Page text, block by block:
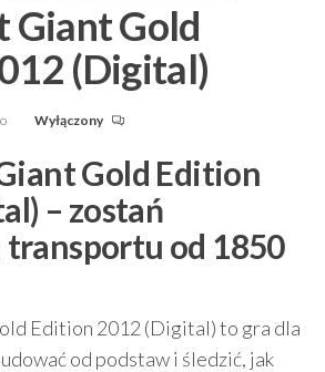
Giant Gold
(Digital)
Wyłączony
Gold Edition
– zostań
od 1850
Edition 2012 (Digital) to gra dla
od podstaw i śledzić, jak